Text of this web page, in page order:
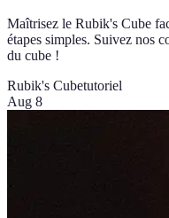
Maîtrisez le Rubik's Cube
étapes simples. Suivez nos
du cube !
Rubik's Cubetutoriel
Aug 8